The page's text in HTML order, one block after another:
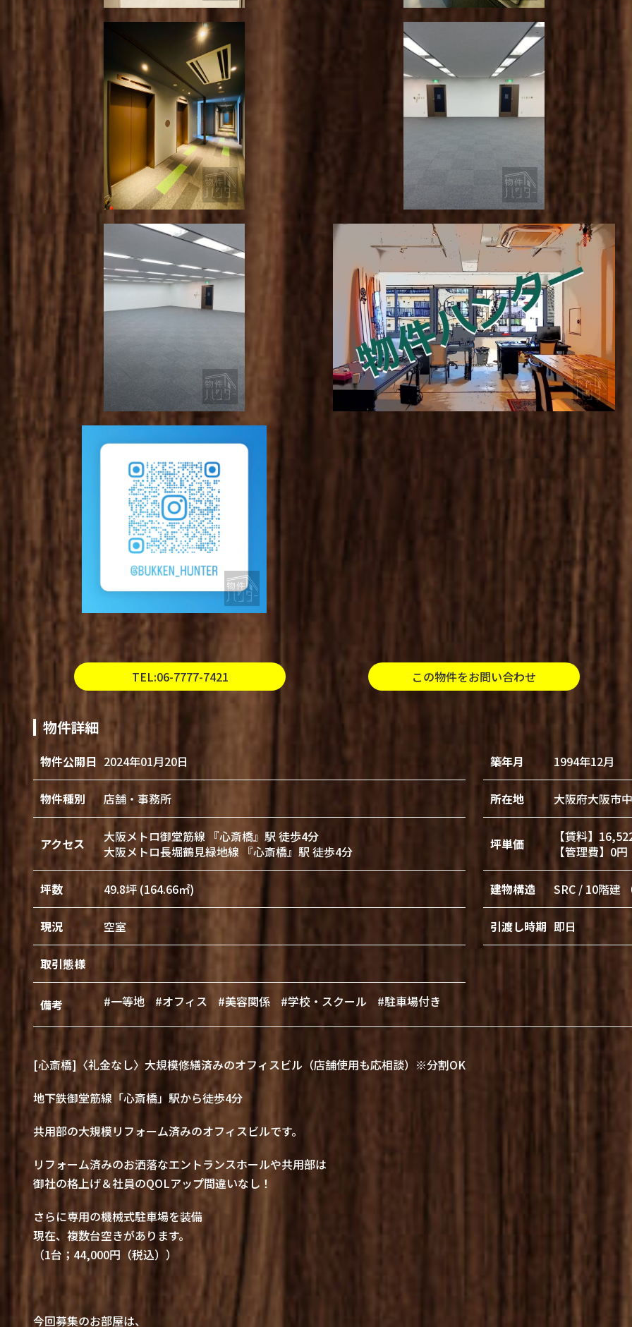
TEL:06-7777-7421 この物件をお問い合わせ
物件詳細
物件公開日 2024年01月20日 築年月 1994年12月
物件種別 店舗・事務所 所在地 大阪府大阪市
アクセス
大阪メトロ御堂筋線 『心斎橋』駅 徒歩4分
大阪メトロ長堀鶴見緑地線 『心斎橋』駅 徒歩4分
坪単価
【賃料】
【管理費】0円
坪数 49.8坪 (164.66㎡) 建物構造 SRC / 10階建
現況 空室 引渡し時期 即日
取引態様
備考 #一等地 #オフィス #美容関係 #学校・スクール #駐車場付き
[心斎橋]〈礼金なし〉大規模修繕済みのオフィスビル（店舗使用も応相談）※分割OK
地下鉄御堂筋線「心斎橋」駅から徒歩4分
共用部の大規模リフォーム済みのオフィスビルです。
リフォーム済みのお洒落なエントランスホールや共用部は
御社の格上げ＆社員のQOLアップ間違いなし！
さらに専用の機械式駐車場を装備
現在、複数台空きがあります。
（1台；44,000円（税込））
今回募集のお部屋は、